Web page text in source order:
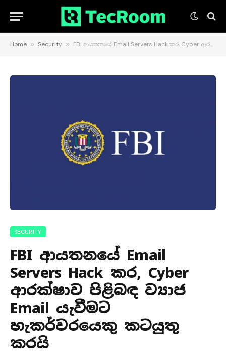
Home » Security » FBI ආයතනයේ Email Servers Hack කර, Cyber ආරක්ෂාව පිළිබඳ ව්‍යාජ Email යැවීමට හැකර්වරයෙකු කටයුතු කරයි
SECURITY
FBI ආයතනයේ Email
Servers Hack කර, Cyber
ආරක්ෂාව පිළිබඳ ව්‍යාජ
Email යැවීමට
හැකර්වරයෙකු කටයුතු
කරයි